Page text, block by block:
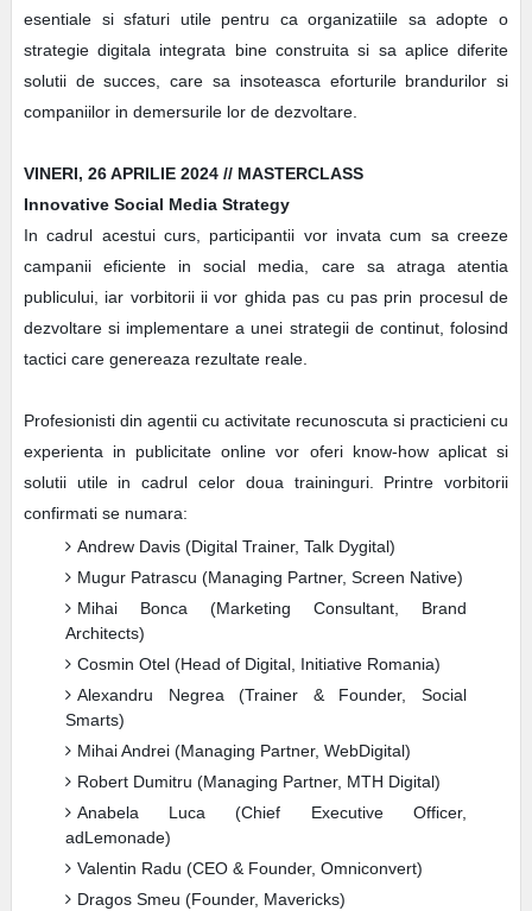
esentiale si sfaturi utile pentru ca organizatiile sa adopte o
strategie digitala integrata bine construita si sa aplice diferite
solutii de succes, care sa insoteasca eforturile brandurilor si
companiilor in demersurile lor de dezvoltare.
VINERI, 26 APRILIE 2024 // MASTERCLASS
Innovative Social Media Strategy
In cadrul acestui curs, participantii vor invata cum sa creeze
campanii eficiente in social media, care sa atraga atentia
publicului, iar vorbitorii ii vor ghida pas cu pas prin procesul de
dezvoltare si implementare a unei strategii de continut, folosind
tactici care genereaza rezultate reale.
Profesionisti din agentii cu activitate recunoscuta si practicieni cu
experienta in publicitate online vor oferi know-how aplicat si
solutii utile in cadrul celor doua traininguri. Printre vorbitorii
confirmati se numara:
Andrew Davis (Digital Trainer, Talk Dygital)
Mugur Patrascu (Managing Partner, Screen Native)
Mihai Bonca (Marketing Consultant, Brand
Architects)
Cosmin Otel (Head of Digital, Initiative Romania)
Alexandru Negrea (Trainer & Founder, Social
Smarts)
Mihai Andrei (Managing Partner, WebDigital)
Robert Dumitru (Managing Partner, MTH Digital)
Anabela Luca (Chief Executive Officer,
adLemonade)
Valentin Radu (CEO & Founder, Omniconvert)
Dragos Smeu (Founder, Mavericks)